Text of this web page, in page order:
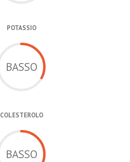
POTASSIO
BASSO
COLESTEROLO
BASSO